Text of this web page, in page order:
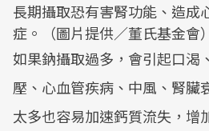
長期攝取恐有害腎功能、造成
症。（圖片提供／董氏基金會）
如果鈉攝取過多，會引起口渴
壓、心血管疾病、中風、腎臟
太多也容易加速鈣質流失，增